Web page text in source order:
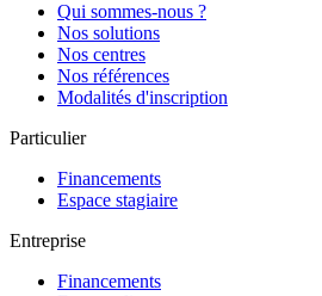
Qui sommes-nous ?
Nos solutions
Nos centres
Nos références
Modalités d'inscription
Particulier
Financements
Espace stagiaire
Entreprise
Financements